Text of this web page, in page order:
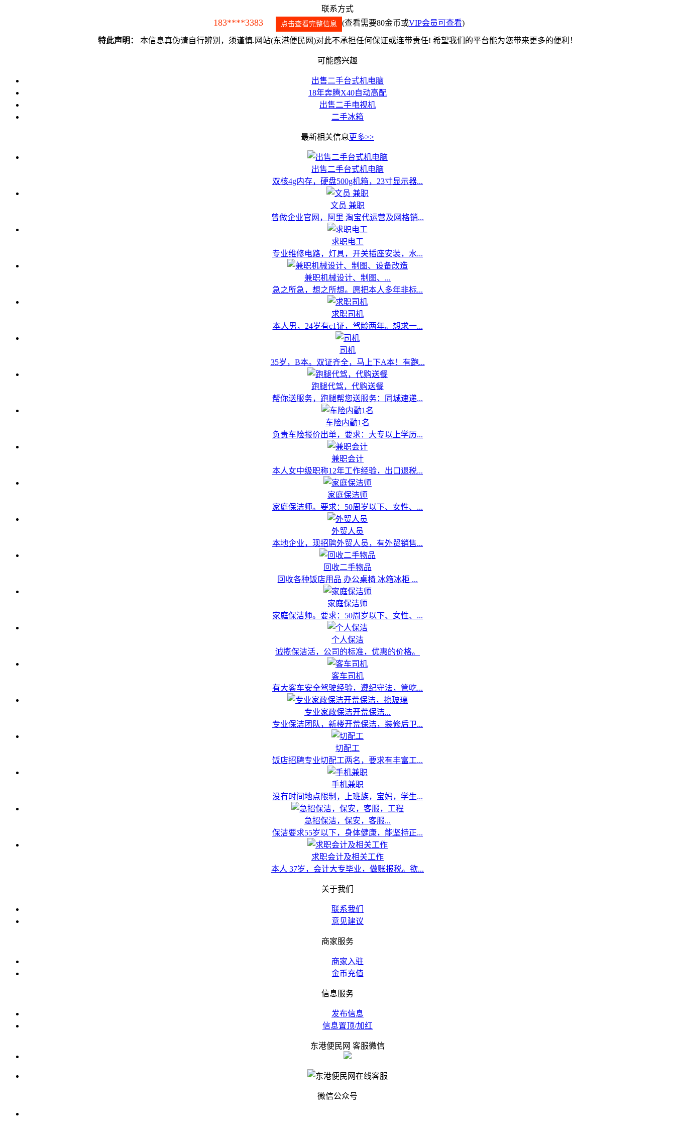
联系方式
183****3383 点击查看完整信息 (查看需要80金币或VIP会员可查看)
特此声明： 本信息真伪请自行辨别，须谨慎.网站(东港便民网)对此不承担任何保证或连带责任! 希望我们的平台能为您带来更多的便利！
可能感兴趣
出售二手台式机电脑
18年奔腾X40自动高配
出售二手电视机
二手冰箱
最新相关信息更多>>
出售二手台式机电脑
双核4g内存，硬盘500g机箱，23寸显示器...
文员 兼职
曾做企业官网，阿里 淘宝代运营及网格销...
求职电工
专业维修电路，灯具，开关插座安装，水...
兼职机械设计、制图、...
急之所急，想之所想。愿把本人多年非标...
求职司机
本人男，24岁有c1证，驾龄两年。想求一...
司机
35岁，B本。双证齐全，马上下A本！有跑...
跑腿代驾，代购送餐
帮你送服务，跑腿帮您送服务：同城速递...
车险内勤1名
负责车险报价出单，要求：大专以上学历...
兼职会计
本人女中级职称12年工作经验，出口退税...
家庭保洁师
家庭保洁师。要求：50周岁以下、女性、...
外贸人员
本地企业，现招聘外贸人员，有外贸销售...
回收二手物品
回收各种饭店用品 办公桌椅 冰箱冰柜 ...
家庭保洁师
家庭保洁师。要求：50周岁以下、女性、...
个人保洁
诚揽保洁活，公司的标准，优惠的价格。
客车司机
有大客车安全驾驶经验，遵纪守法，管吃...
专业家政保洁开荒保洁...
专业保洁团队，新楼开荒保洁，装修后卫...
切配工
饭店招聘专业切配工两名，要求有丰富工...
手机兼职
没有时间地点限制，上班族，宝妈，学生...
急招保洁，保安，客服...
保洁要求55岁以下，身体健康，能坚持正...
求职会计及相关工作
本人 37岁，会计大专毕业，做账报税。欲...
关于我们
联系我们
意见建议
商家服务
商家入驻
金币充值
信息服务
发布信息
信息置顶/加红
东港便民网 客服微信
微信公众号